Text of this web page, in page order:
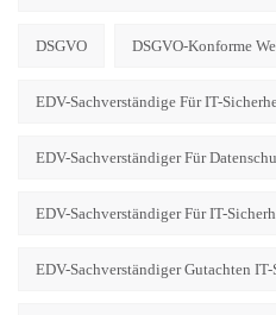
DSGVO DSGVO-Konforme
EDV-Sachverständige Für IT-
EDV-Sachverständiger Für
EDV-Sachverständiger Für IT-
EDV-Sachverständiger Gutachten